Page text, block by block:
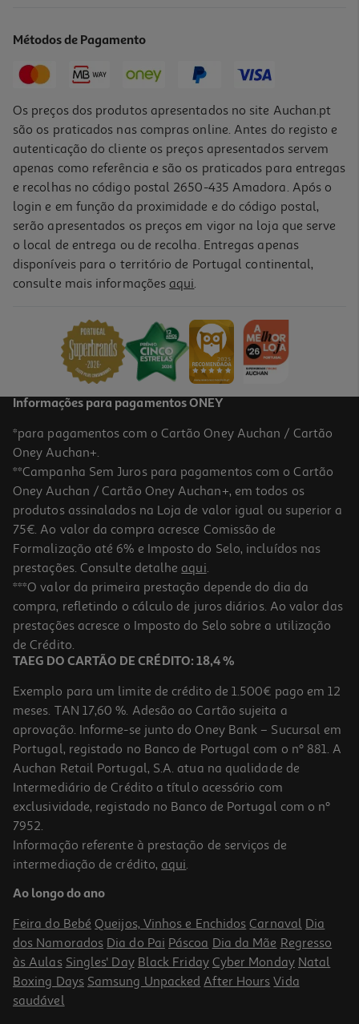
Price reduced from
79,20 €to
Promoção
Métodos de Pagamento
Os preços dos produtos apresentados no site Auchan.pt
são os praticados nas compras online. Antes do registo e
autenticação do cliente os preços apresentados servem
apenas como referência e são os praticados para entregas
e recolhas no código postal 2650-435 Amadora. Após o
login e em função da proximidade e do código postal,
serão apresentados os preços em vigor na loja que serve
o local de entrega ou de recolha. Entregas apenas
disponíveis para o território de Portugal continental,
consulte mais informações aqui.
Informações para pagamentos ONEY
*para pagamentos com o Cartão Oney Auchan / Cartão
Oney Auchan+.
**Campanha Sem Juros para pagamentos com o Cartão
Oney Auchan / Cartão Oney Auchan+, em todos os
produtos assinalados na Loja de valor igual ou superior a
75€. Ao valor da compra acresce Comissão de
Formalização até 6% e Imposto do Selo, incluídos nas
prestações. Consulte detalhe aqui.
***O valor da primeira prestação depende do dia da
compra, refletindo o cálculo de juros diários. Ao valor das
prestações acresce o Imposto do Selo sobre a utilização
de Crédito.
TAEG DO CARTÃO DE CRÉDITO: 18,4 %
Exemplo para um limite de crédito de 1.500€ pago em 12
meses. TAN 17,60 %. Adesão ao Cartão sujeita a
aprovação. Informe-se junto do Oney Bank – Sucursal em
Portugal, registado no Banco de Portugal com o nº 881. A
Auchan Retail Portugal, S.A. atua na qualidade de
Intermediário de Crédito a título acessório com
exclusividade, registado no Banco de Portugal com o nº
7952.
Informação referente à prestação de serviços de
intermediação de crédito, aqui.
Ao longo do ano
Feira do Bebé Queijos, Vinhos e Enchidos Carnaval Dia
dos Namorados Dia do Pai Páscoa Dia da Mãe Regresso
às Aulas Singles' Day Black Friday Cyber Monday Natal
Boxing Days Samsung Unpacked After Hours Vida
saudável